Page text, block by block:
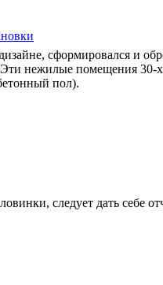
сформировался и
нежилые помещения 30-
пол).
следует дать себе